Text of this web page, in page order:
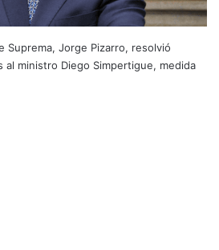
Suprema, Jorge Pizarro, resolvió
ministro Diego Simpertigue, medida